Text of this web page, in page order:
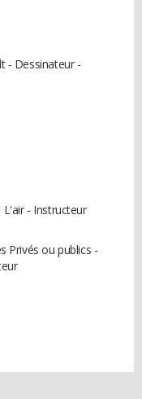
- Dessinateur -
- Instructeur
Privés ou publics -